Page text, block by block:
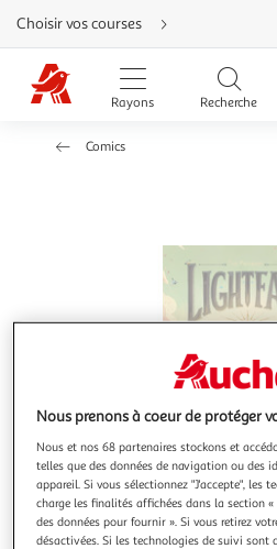
Aller
directement
au
contenu
Aller
directement
Aller
Choisir vos courses
Rayons Recherche
Comics
Nous prenons à coeur de protéger
Nous et nos 68 partenaires stockons et
telles que des données de navigation ou des
appareil. Si vous sélectionnez "J'accepte", les
charge les finalités affichées dans la section
des données pour fournir ». Si vous retirez
désactivées. Si les technologies de suivi sont